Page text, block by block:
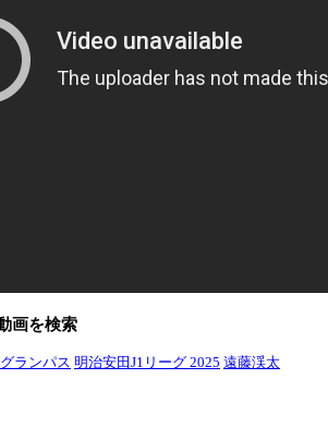
画を検索
ランパス 明治安田J1リーグ 2025 遠藤渓太